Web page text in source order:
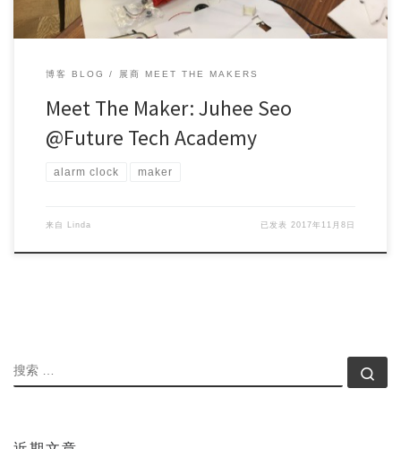
博客 BLOG 展商 MEET THE MAKERS
Meet The Maker: Juhee Seo
@Future Tech Academy
alarm clock maker
来自 Linda 已发表 2017年11月8日
搜索